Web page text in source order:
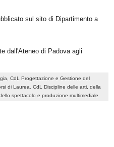
sul sito di Dipartimento a
dall'Ateneo di Padova agli
CdL Progettazione e Gestione del
di Laurea
CdL Discipline delle arti, della
spettacolo e produzione multimediale